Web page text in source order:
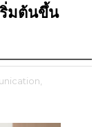
มต้นขึ้น